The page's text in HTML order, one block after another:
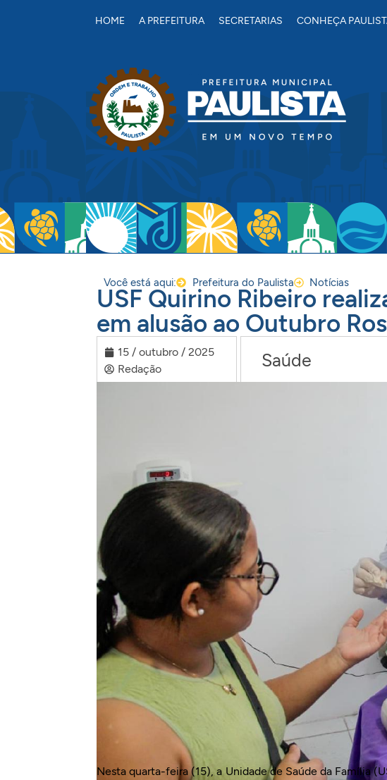
HOME A PREFEITURA SECRETARIAS CONHEÇA
Você está aqui: Prefeitura do Paulista Notícias
USF Quirino Ribeiro
em alusão ao Outubro
15 / outubro / 2025
Redação
Saúde
Nesta quarta-feira (15), a Unidade de Saúde da Família